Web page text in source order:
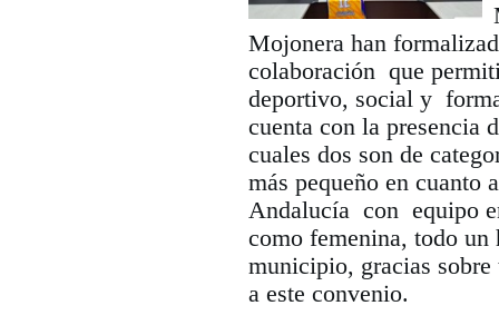
Mojonera han
colaboración que
deportivo, social y
cuenta con la presencia
cuales dos son de
más pequeño en cuanto
Andalucía con equipo
como femenina, todo
municipio, gracias
a este convenio.